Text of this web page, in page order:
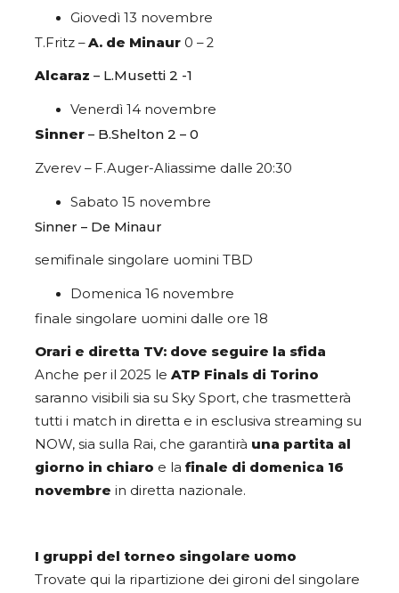
Giovedì 13 novembre
T.Fritz –A. de Minaur 0 – 2
Alcaraz – L.Musetti 2 -1
Venerdì 14 novembre
Sinner – B.Shelton 2 – 0
Zverev – F.Auger-Aliassime dalle 20:30
Sabato 15 novembre
Sinner – De Minaur
semifinale singolare uomini TBD
Domenica 16 novembre
finale singolare uomini dalle ore 18
Orari e diretta TV: dove seguire la sfida
Anche per il 2025 le ATP Finals di Torino
saranno visibili sia su Sky Sport, che trasmetterà
tutti i match in diretta e in esclusiva streaming su
NOW, sia sulla Rai, che garantirà una partita al
giorno in chiaro e la finale di domenica 16
novembre in diretta nazionale.
I gruppi del torneo singolare uomo
Trovate qui la ripartizione dei gironi del singolare